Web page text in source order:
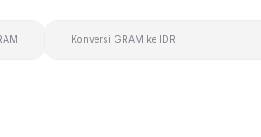
Konversi GRAM ke IDR